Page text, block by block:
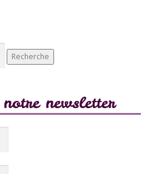
Recherche
newsletter